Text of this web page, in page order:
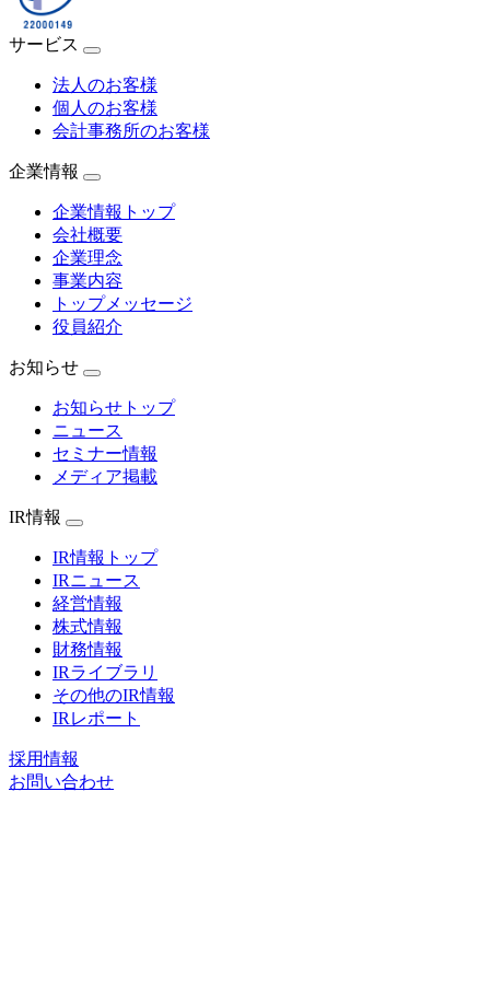
サービス
法人のお客様
個人のお客様
会計事務所のお客様
企業情報
企業情報トップ
会社概要
企業理念
事業内容
トップメッセージ
役員紹介
お知らせ
お知らせトップ
ニュース
セミナー情報
メディア掲載
IR情報
IR情報トップ
IRニュース
経営情報
株式情報
財務情報
IRライブラリ
その他のIR情報
IRレポート
採用情報
お問い合わせ